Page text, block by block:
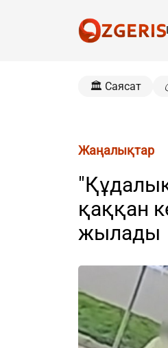
🏛️ Саясат
Жаңалықтар
қаққан
жылады